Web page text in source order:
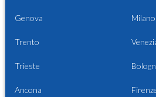
Genova Milano
Trento
Trieste
Ancona